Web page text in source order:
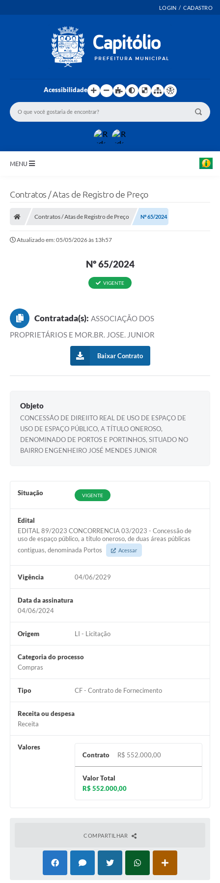
LOGIN / CADASTRO
Acessibilidade
MENU
Controle Interno
Governança
FROTAS
Patrimônio Cultural
Turismo Geral
Meio ambiente
Carta de Serviços
Contato
Contratos / Atas de Registro de Preço
Contratos / Atas de Registro de Preço Nº 65/2024
Atualizado em: 05/05/2026 às 13h57
Nº 65/2024
VIGENTE
Contratada(s): ASSOCIAÇÃO DOS
PROPRIETÁRIOS E MOR.BR. JOSE. JUNIOR
Baixar Contrato
Objeto
CONCESSÃO DE DIREIITO REAL DE USO DE ESPAÇO DE
USO DE ESPAÇO PÚBLICO, A TÍTULO ONEROSO,
DENOMINADO DE PORTOS E PORTINHOS, SITUADO NO
BAIRRO ENGENHEIRO JOSÉ MENDES JUNIOR
Situação VIGENTE
Edital
EDITAL 89/2023 CONCORRENCIA 03/2023 - Concessão de
uso de espaço público, a título oneroso, de duas áreas públicas
contiguas, denominada Portos
Acessar
Vigência 04/06/2029
Data da assinatura
04/06/2024
Origem LI - Licitação
Categoria do processo
Compras
Tipo CF - Contrato de Fornecimento
Receita ou despesa
Receita
Valores
Contrato
R$ 552.000,00
Valor Total
R$ 552.000,00
COMPARTILHAR